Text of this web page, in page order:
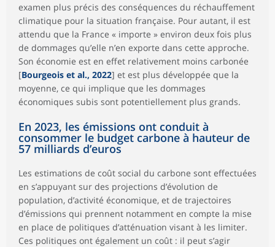
examen plus précis des conséquences du réchauffement
climatique pour la situation française. Pour autant, il est
attendu que la France « importe » environ deux fois plus
de dommages qu’elle n’en exporte dans cette approche.
Son économie est en effet relativement moins carbonée
[Bourgeois et al., 2022] et est plus développée que la
moyenne, ce qui implique que les dommages
économiques subis sont potentiellement plus grands.
En 2023, les émissions ont conduit à
consommer le budget carbone à hauteur de
57 milliards d’euros
Les estimations de coût social du carbone sont effectuées
en s’appuyant sur des projections d’évolution de
population, d’activité économique, et de trajectoires
d’émissions qui prennent notamment en compte la mise
en place de politiques d’atténuation visant à les limiter.
Ces politiques ont également un coût : il peut s’agir